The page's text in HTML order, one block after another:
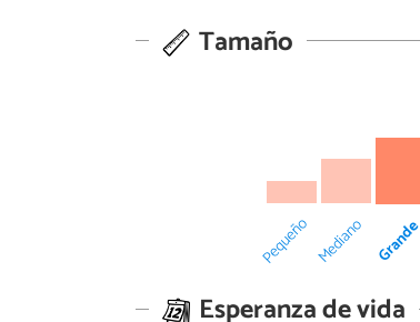
Tamaño
PequeñoMediano Grande
Esperanza de vida